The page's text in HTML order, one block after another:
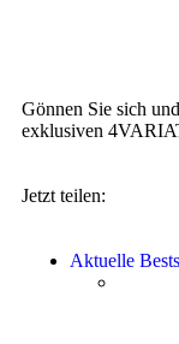
Gönnen Sie sich
exklusiven
Jetzt teilen:
Aktuelle